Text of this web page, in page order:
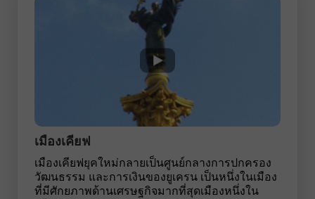
เมืองเคียฟ
เมืองเคียฟยุคใหม่กลายเป็นศูนย์กลางการปกครอง
วัฒนธรรม และการเงินของยูเครน เป็นหนึ่งในเมือง
ที่มีศักยภาพด้านเศรษฐกิจมากที่สุดเมืองหนึ่งใน